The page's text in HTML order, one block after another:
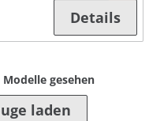
Details
Modelle gesehen
laden